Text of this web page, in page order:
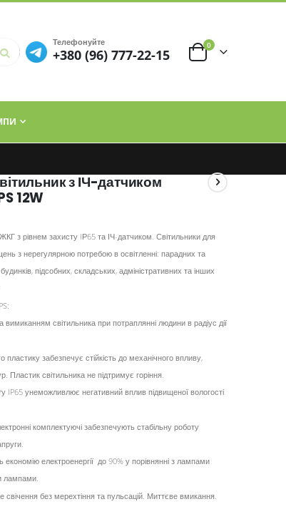
Телефонуйте
+380 (96) 777-22-15
0елементи
з ІЧ-датчиком
12W
з рівнем захисту IР65 та ІЧ-датчиком. Світильники для
з нерегулярною потребою в освітленні: парадних та
підсобних, складських, адміністративних та інших
світильника при потраплянні людини в радіус дії
пластику забезпечує стійкість до механічного впливу,
Пластик світильника не підтримує горіння.
IP65 унеможливлює негативний вплив підвищеної вологості
комплектуючі забезпечують стабільну роботу
електроенергії до 90% у порівнянні з лампами
лампами.
свічення без мерехтіння та пульсацій. Миттєве вмикання.